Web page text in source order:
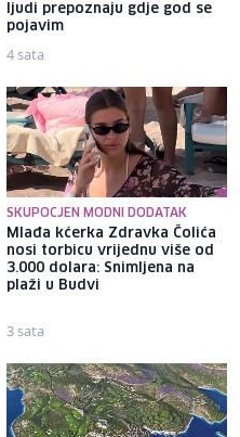
ljudi prepoznaju gdje god se
pojavim
4 sata
SKUPOCJEN MODNI DODATAK
Mlađa kćerka Zdravka Čolića
nosi torbicu vrijednu više od
3.000 dolara: Snimljena na
plaži u Budvi
3 sata